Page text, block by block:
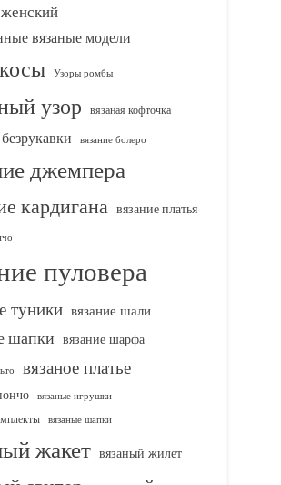
вязаные модели
Узоры ромбы
узор вязаная кофточка
вязание болеро
джемпера
кардигана вязание платья
пуловера
туники вязание шали
шапки вязание шарфа
вязаное платье
вязаные игрушки
вязаные шапки
жакет вязаный жилет